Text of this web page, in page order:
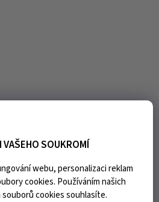
VAŠEHO SOUKROMÍ
webu, personalizaci reklam
cookies. Používáním našich
cookies souhlasíte.